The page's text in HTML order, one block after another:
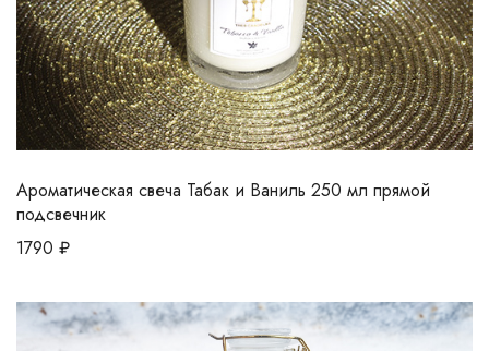
Ароматическая свеча Табак и Ваниль 250 мл прямой
подсвечник
1790 ₽